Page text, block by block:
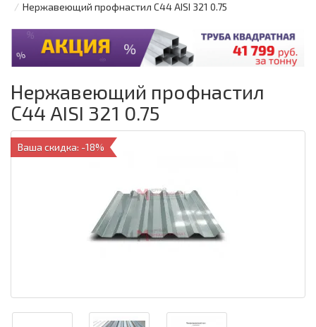
Нержавеющий профнастил С44 AISI 321 0.75
Нержавеющий профнастил
С44 AISI 321 0.75
Ваша скидка: -18%